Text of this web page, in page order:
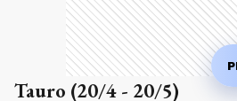
Tauro (20/4 - 20/5)